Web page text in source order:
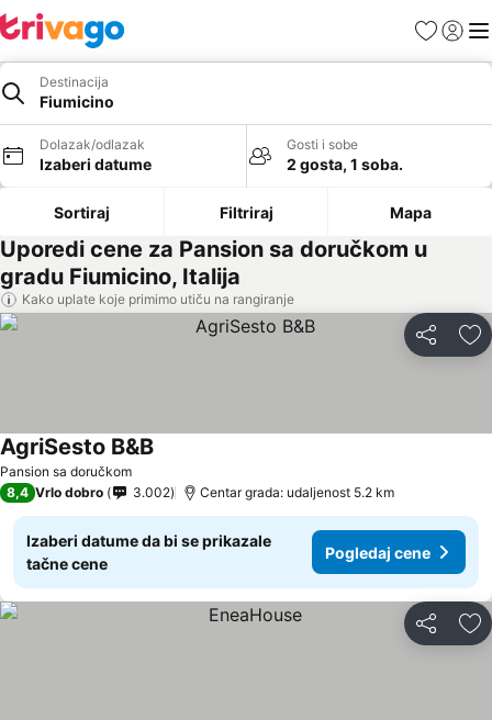
FavoritiPrijavi
Destinacija
Fiumicino
Dolazak/odlazak
Izaberi datume
Gosti i sobe
2 gosta, 1 soba.
Sortiraj Filtriraj Mapa
Uporedi cene za Pansion sa doručkom u
gradu Fiumicino, Italija
Kako uplate koje primimo utiču na rangiranje
Deli
Pansion sa doručkom
AgriSesto B&B
8,4 Vrlo dobro 3.002 Centar grada: udaljenost 5.2 km
Izaberi datume da bi se prikazale
tačne cene
Pogledaj cene
Deli